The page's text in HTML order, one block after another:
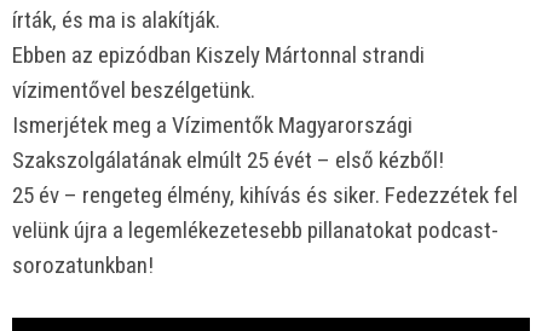
írták, és ma is alakítják.
Ebben az epizódban Kiszely Mártonnal strandi
vízimentővel beszélgetünk.
Ismerjétek meg a Vízimentők Magyarországi
Szakszolgálatának elmúlt 25 évét – első kézből!
25 év – rengeteg élmény, kihívás és siker. Fedezzétek fel
velünk újra a legemlékezetesebb pillanatokat podcast-
sorozatunkban!